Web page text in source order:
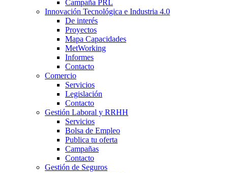
Campaña PRL
Innovación Tecnológica e Industria 4.0
De interés
Proyectos
Mapa Capacidades
MetWorking
Informes
Contacto
Comercio
Servicios
Legislación
Contacto
Gestión Laboral y RRHH
Servicios
Bolsa de Empleo
Publica tu oferta
Campañas
Contacto
Gestión de Seguros